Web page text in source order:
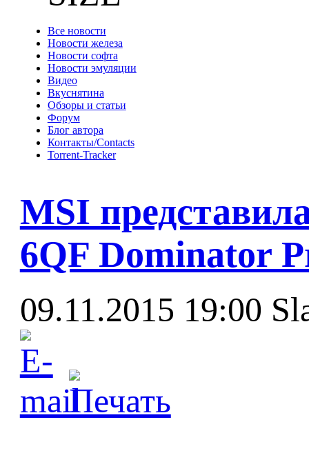
Все новости
Новости железа
Новости софта
Новости эмуляции
Видео
Вкуснятина
Обзоры и статьи
Форум
Блог автора
Контакты/Contacts
Torrent-Tracker
MSI
6QF Dominator
09.11.2015 19:00